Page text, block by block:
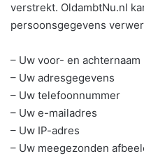
verstrekt. OldambtNu.nl
persoonsgegevens
– Uw voor- en achternaam
– Uw adresgegevens
– Uw telefoonnummer
– Uw e-mailadres
– Uw IP-adres
– Uw meegezonden